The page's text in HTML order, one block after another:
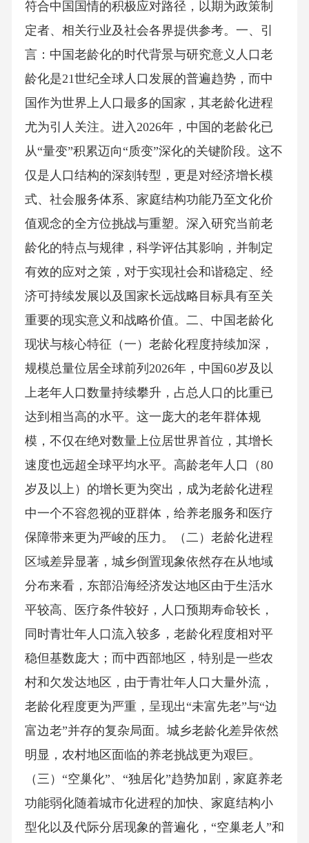
符合中国国情的积极应对路径，以期为政策制
定者、相关行业及社会各界提供参考。一、引
言：中国老龄化的时代背景与研究意义人口老
龄化是21世纪全球人口发展的普遍趋势，而中
国作为世界上人口最多的国家，其老龄化进程
尤为引人关注。进入2026年，中国的老龄化已
从“量变”积累迈向“质变”深化的关键阶段。这不
仅是人口结构的深刻转型，更是对经济增长模
式、社会服务体系、家庭结构功能乃至文化价
值观念的全方位挑战与重塑。深入研究当前老
龄化的特点与规律，科学评估其影响，并制定
有效的应对之策，对于实现社会和谐稳定、经
济可持续发展以及国家长远战略目标具有至关
重要的现实意义和战略价值。二、中国老龄化
现状与核心特征（一）老龄化程度持续加深，
规模总量位居全球前列2026年，中国60岁及以
上老年人口数量持续攀升，占总人口的比重已
达到相当高的水平。这一庞大的老年群体规
模，不仅在绝对数量上位居世界首位，其增长
速度也远超全球平均水平。高龄老年人口（80
岁及以上）的增长更为突出，成为老龄化进程
中一个不容忽视的亚群体，给养老服务和医疗
保障带来更为严峻的压力。（二）老龄化进程
区域差异显著，城乡倒置现象依然存在从地域
分布来看，东部沿海经济发达地区由于生活水
平较高、医疗条件较好，人口预期寿命较长，
同时青壮年人口流入较多，老龄化程度相对平
稳但基数庞大；而中西部地区，特别是一些农
村和欠发达地区，由于青壮年人口大量外流，
老龄化程度更为严重，呈现出“未富先老”与“边
富边老”并存的复杂局面。城乡老龄化差异依然
明显，农村地区面临的养老挑战更为艰巨。
（三）“空巢化”、“独居化”趋势加剧，家庭养老
功能弱化随着城市化进程的加快、家庭结构小
型化以及代际分居现象的普遍化，“空巢老人”和